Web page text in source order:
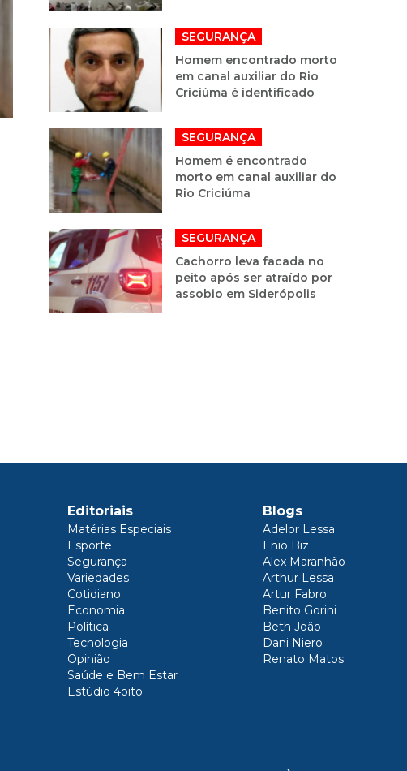
SEGURANÇA
Homem encontrado morto
em canal auxiliar do Rio
Criciúma é identificado
SEGURANÇA
Homem é encontrado
morto em canal auxiliar do
Rio Criciúma
SEGURANÇA
Cachorro leva facada no
peito após ser atraído por
assobio em Siderópolis
Editoriais
Matérias Especiais
Esporte
Segurança
Variedades
Cotidiano
Economia
Política
Tecnologia
Opinião
Saúde e Bem Estar
Estúdio 4oito
Blogs
Adelor Lessa
Enio Biz
Alex Maranhão
Arthur Lessa
Artur Fabro
Benito Gorini
Beth João
Dani Niero
Renato Matos